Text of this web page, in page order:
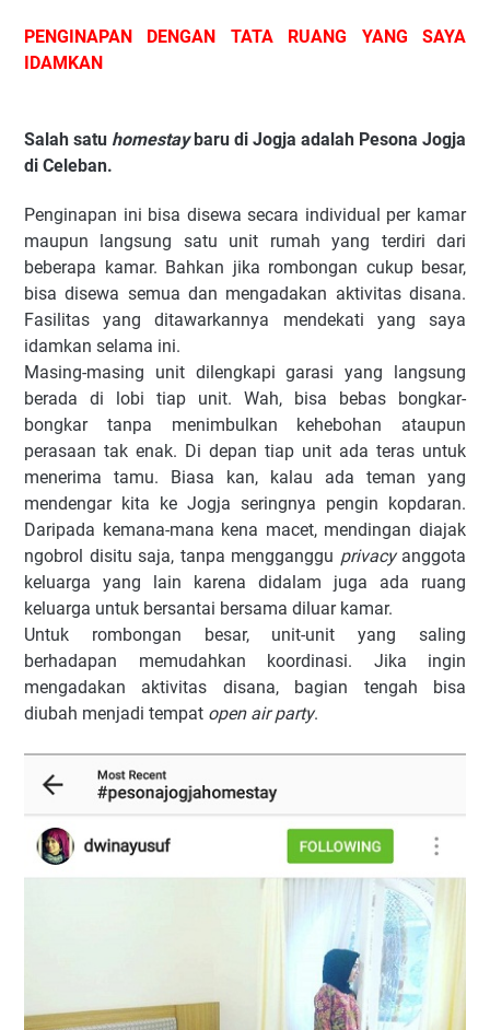
PENGINAPAN DENGAN TATA RUANG YANG SAYA
IDAMKAN
Salah satu homestaybaru di Jogja adalah Pesona Jogja
di Celeban.
Penginapan ini bisa disewa secara individual per kamar
maupun langsung satu unit rumah yang terdiri dari
beberapa kamar. Bahkan jika rombongan cukup besar,
bisa disewa semua dan mengadakan aktivitas disana.
Fasilitas yang ditawarkannya mendekati yang saya
idamkan selama ini.
Masing-masing unit dilengkapi garasi yang langsung
berada di lobi tiap unit. Wah, bisa bebas bongkar-
bongkar tanpa menimbulkan kehebohan ataupun
perasaan tak enak. Di depan tiap unit ada teras untuk
menerima tamu. Biasa kan, kalau ada teman yang
mendengar kita ke Jogja seringnya pengin kopdaran.
Daripada kemana-mana kena macet, mendingan diajak
ngobrol disitu saja, tanpa mengganggu privacyanggota
keluarga yang lain karena didalam juga ada ruang
keluarga untuk bersantai bersama diluar kamar.
Untuk rombongan besar, unit-unit yang saling
berhadapan memudahkan koordinasi. Jika ingin
mengadakan aktivitas disana, bagian tengah bisa
diubah menjadi tempat open air party.